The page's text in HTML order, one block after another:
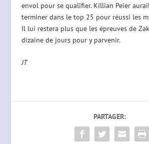
envol pour se qualifier. Killian Peier
terminer dans le top 25 pour réussi les
Il lui restera plus que les épreuves de
dizaine de jours pour y parvenir.
JT
PARTAGER: